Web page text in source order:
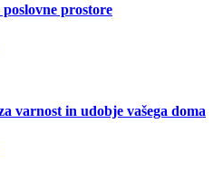
prostore
varnost in udobje vašega doma